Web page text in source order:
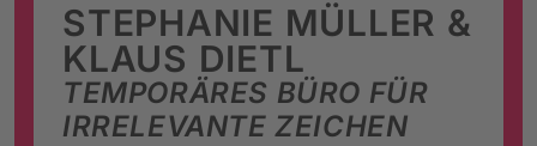
TEMPORÄRES BÜRO FÜR
IRRELEVANTE ZEICHEN
STEPHANIE MÜLLER &
KLAUS DIETL